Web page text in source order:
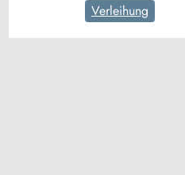
Verleihung